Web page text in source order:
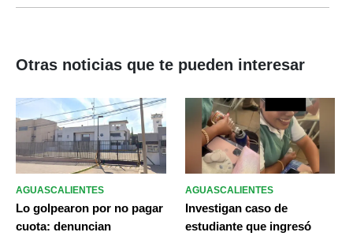
Otras noticias que te pueden interesar
AGUASCALIENTES
Lo golpearon por no pagar
cuota: denuncian
AGUASCALIENTES
Investigan caso de
estudiante que ingresó